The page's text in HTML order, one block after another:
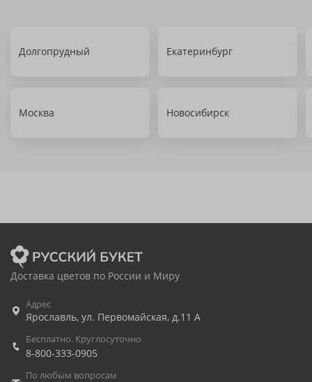
Долгопрудный Екатеринбург
Москва Новосибирск
Доставка цветов по России и Миру
Адрес
Ярославль, ул. Первомайская, д.11 А
Бесплатно. Круглосуточно
8-800-333-0905
По любым вопросам